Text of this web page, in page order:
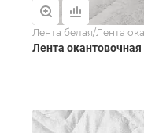
Лента белая/Лента
Лента